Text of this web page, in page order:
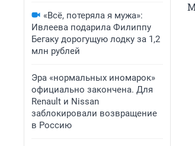
«Всё, потеряла я мужа»:
Ивлеева подарила Филиппу
Бегаку дорогущую лодку за 1,2
млн рублей
Эра «нормальных иномарок»
официально закончена. Для
Renault и Nissan
заблокировали возвращение
в Россию